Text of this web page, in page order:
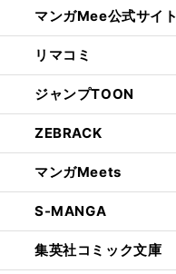
マンガMee公式サイト
リマコミ
ジャンプTOON
ZEBRACK
マンガMeets
S-MANGA
集英社コミック文庫